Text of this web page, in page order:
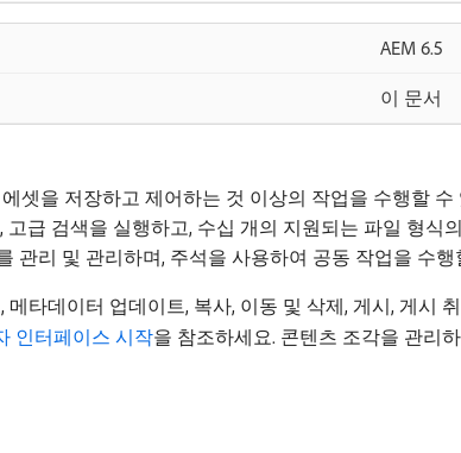
AEM 6.5
이 문서
에셋을 저장하고 제어하는 것 이상의 작업을 수행할
급 검색을 실행하고, 수십 개의 지원되는 파일 형
관리 및 관리하며, 주석을 사용하여 공동 작업을 수행
타데이터 업데이트, 복사, 이동 및 삭제, 게시, 게시
인터페이스 시작을 참조하세요. 콘텐츠 조각을 관리